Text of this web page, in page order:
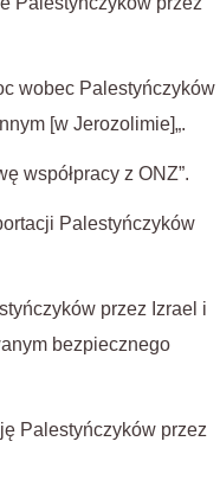
wobec Palestyńczyków
[w Jerozolimie]„.
współpracy z ONZ”.
Palestyńczyków
przez Izrael i
bezpiecznego
Palestyńczyków przez